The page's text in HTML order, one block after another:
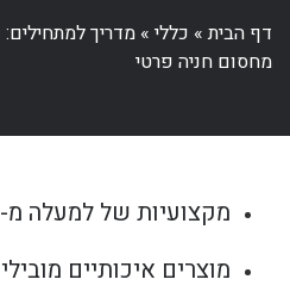
דף הבית» כללי» מדריך
מחסום חניה פרטי
מקצועיות של למעלה מ- 15 שנה.
מוצרים איכותיים